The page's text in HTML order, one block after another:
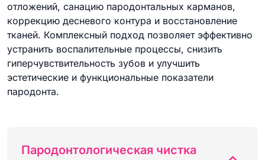
отложений, санацию пародонтальных карманов,
коррекцию десневого контура и восстановление
тканей. Комплексный подход позволяет эффективно
устранить воспалительные процессы, снизить
гиперчувствительность зубов и улучшить
эстетические и функциональные показатели
пародонта.
Пародонтологическая чистка